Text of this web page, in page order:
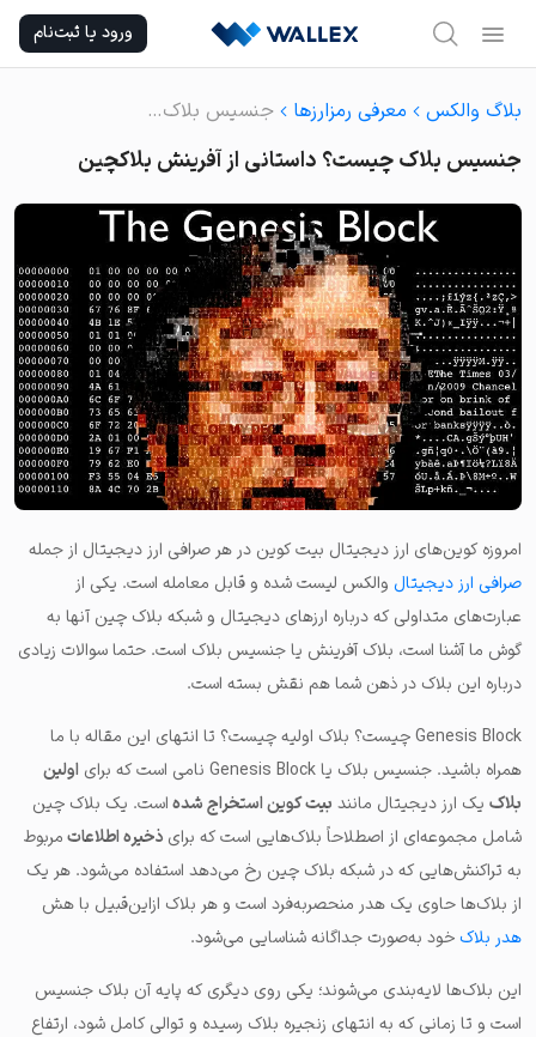
content
ورود یا ثبت‌نام
بلاگ والکس معرفی رمزارزها جنسیس بلاک چیست؟ داستانی از آفرینش بلاکچین
جنسیس بلاک چیست؟ داستانی از آفرینش بلاکچین
امروزه کوین‌های ارز دیجیتال بیت کوین در هر صرافی ارز دیجیتال از جمله
صرافی ارز دیجیتال والکس لیست شده و قابل معامله است. یکی از
عبارت‌های متداولی که درباره ارزهای دیجیتال و شبکه بلاک چین آنها به
گوش ما آشنا است، بلاک آفرینش یا جنسیس بلاک است. حتما سوالات زیادی
درباره این بلاک در ذهن شما هم نقش بسته است.
Genesis Block چیست؟ بلاک اولیه چیست؟ تا انتهای این مقاله با ما
همراه باشید. جنسیس بلاک یا Genesis Block نامی است که برای
اولین
بلاک یک ارز دیجیتال مانند بیت کوین استخراج شدهاست. یک بلاک چین
شامل مجموعه‌ای از اصطلاحاً بلاک‌هایی است که برای ذخیره اطلاعاتمربوط
به تراکنش‌هایی که در شبکه بلاک چین رخ می‌دهد استفاده می‌شود. هر یک
از بلاک‌ها حاوی یک هدر منحصربه‌فرد است و هر بلاک ازاین‌قبیل با هش
هدر بلاکخود به‌صورت جداگانه شناسایی می‌شود.
این بلاک‌ها لایه‌بندی می‌شوند؛ یکی روی دیگری که پایه آن بلاک جنسیس
است و تا زمانی که به انتهای زنجیره بلاک رسیده و توالی کامل شود، ارتفاع